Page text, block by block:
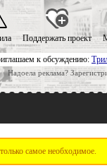
к обсуждению:
Надоела реклама?
Поддержать проект
самое необходимое.